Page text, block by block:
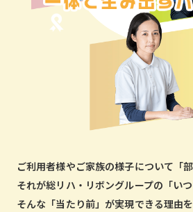
ご利用者様やご家族の様子について「
それが総リハ・リボングループの「いつ
そんな「当たり前」が実現できる理由